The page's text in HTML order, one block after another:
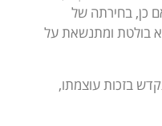
כן, בחירתה של
בולטת ומתנשאת על
בזכות עוצמתו,